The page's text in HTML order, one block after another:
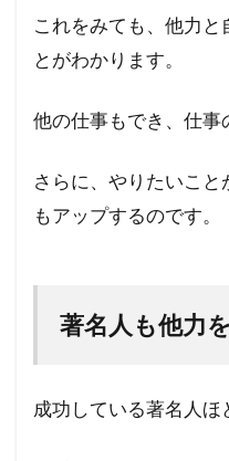
これをみても、他力
とがわかります。
他の仕事もでき、仕事
さらに、やりたいこ
もアップするのです。
著名人も他力
成功している著名人ほ